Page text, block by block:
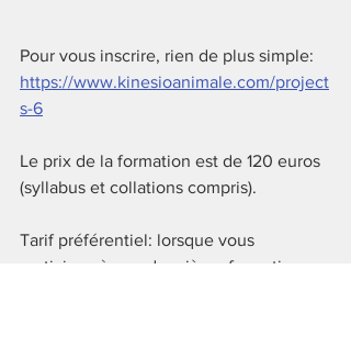
Pour vous inscrire, rien de plus simple:
https://www.kinesioanimale.com/project
s-6
Le prix de la formation est de 120 euros
(syllabus et collations compris).
Tarif préférentiel: lorsque vous
participez à une deuxième formation,